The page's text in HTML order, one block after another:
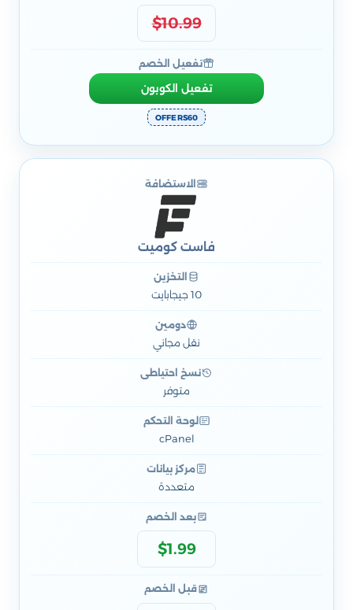
$10.99
تفعيل الخصم
تفعيل الكوبون
OFFERS60
الاستضافة
فاست كوميت
التخزين
10 جيجابايت
دومين
نقل مجاني
نسخ احتياطي
متوفر
لوحة التحكم
cPanel
مركز بيانات
متعددة
بعد الخصم
$1.99
قبل الخصم